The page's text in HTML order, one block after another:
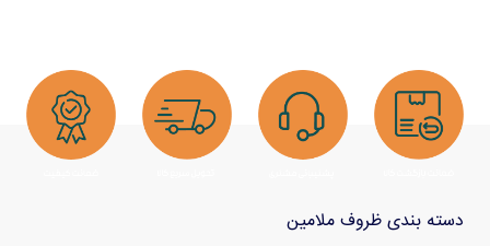
دسته بندی ظروف ملامین